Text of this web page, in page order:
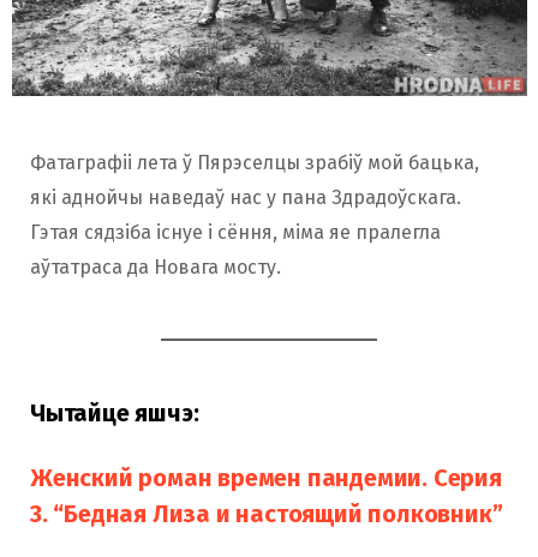
Фатаграфіі лета ў Пярэселцы зрабіў мой бацька,
які аднойчы наведаў нас у пана Здрадоўскага.
Гэтая сядзіба існуе і сёння, міма яе пралегла
аўтатраса да Новага мосту.
Чытайце яшчэ:
Женский роман времен пандемии. Серия
3. “Бедная Лиза и настоящий полковник”